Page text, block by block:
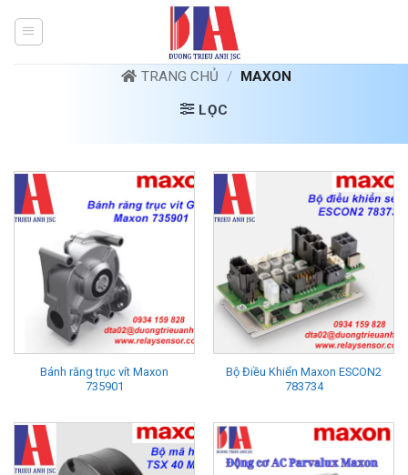
TRANG CHỦ / MAXON
LỌC
Bánh răng trục vít Maxon
735901
Bộ Điều Khiển Maxon ESCON2
783734